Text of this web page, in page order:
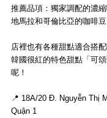
推薦品項：獨家調配的濃
地馬拉和哥倫比亞的咖啡豆
店裡也有各種甜點適合搭
韓國很紅的特色甜點「可頌
呢！
📍 18A/20 Đ. Nguyễn Thị
Quận 1